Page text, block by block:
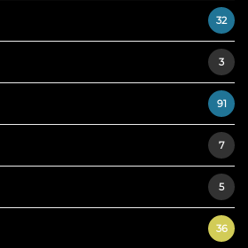
32
3
91
7
5
36